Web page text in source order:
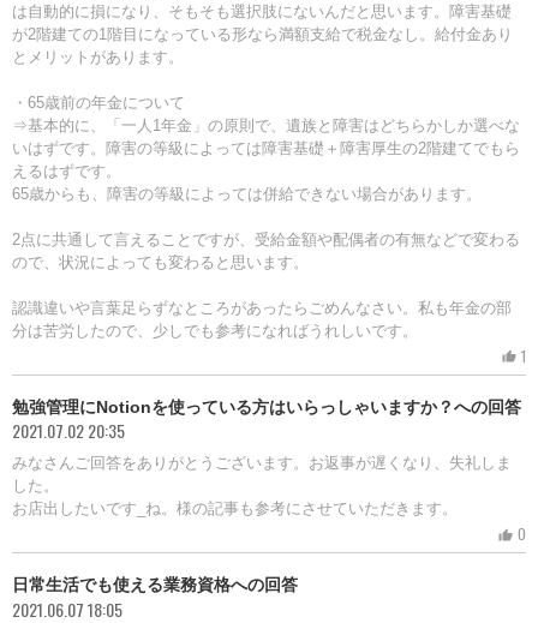
は自動的に損になり、そもそも選択肢にないんだと思います。障害基礎
が2階建ての1階目になっている形なら満額支給で税金なし。給付金あり
とメリットがあります。
・65歳前の年金について
⇒基本的に、「一人1年金」の原則で、遺族と障害はどちらかしか選べな
いはずです。障害の等級によっては障害基礎＋障害厚生の2階建てでもら
えるはずです。
65歳からも、障害の等級によっては併給できない場合があります。
2点に共通して言えることですが、受給金額や配偶者の有無などで変わる
ので、状況によっても変わると思います。
認識違いや言葉足らずなところがあったらごめんなさい。私も年金の部
分は苦労したので、少しでも参考になればうれしいです。
thumb_up 1
勉強管理にNotionを使っている方はいらっしゃいますか？への回答
2021.07.02 20:35
みなさんご回答をありがとうございます。お返事が遅くなり、失礼しま
した。
お店出したいです_ね。様の記事も参考にさせていただきます。
thumb_up 0
日常生活でも使える業務資格への回答
2021.06.07 18:05